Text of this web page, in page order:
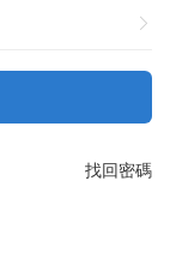
找回密碼